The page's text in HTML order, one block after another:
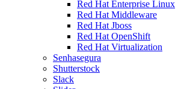
Red Hat Enterprise Linux
Red Hat Middleware
Red Hat Jboss
Red Hat OpenShift
Red Hat Virtualization
Senhasegura
Shutterstock
Slack